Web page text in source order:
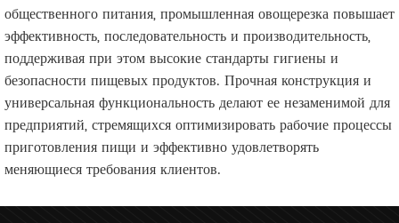
общественного питания, промышленная овощерезка повышает
эффективность, последовательность и производительность,
поддерживая при этом высокие стандарты гигиены и
безопасности пищевых продуктов. Прочная конструкция и
универсальная функциональность делают ее незаменимой для
предприятий, стремящихся оптимизировать рабочие процессы
приготовления пищи и эффективно удовлетворять
меняющиеся требования клиентов.